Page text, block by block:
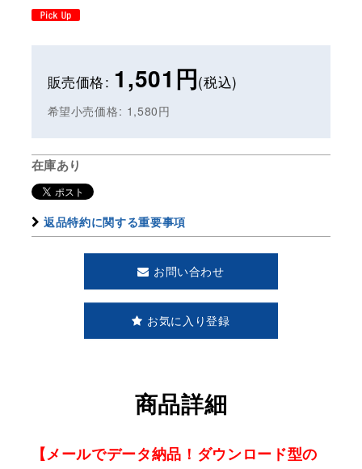
販売価格: 1,501円(税込)
希望小売価格: 1,580円
在庫あり
返品特約に関する重要事項
お問い合わせ
お気に入り登録
商品詳細
【メールでデータ納品！ダウンロード型の